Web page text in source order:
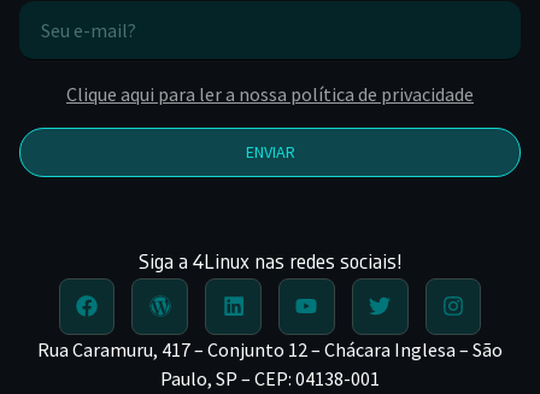
Clique aqui para ler a nossa política de privacidade
ENVIAR
Siga a 4Linux nas redes sociais!
Rua Caramuru, 417 – Conjunto 12 – Chácara Inglesa – São
Paulo, SP – CEP: 04138-001